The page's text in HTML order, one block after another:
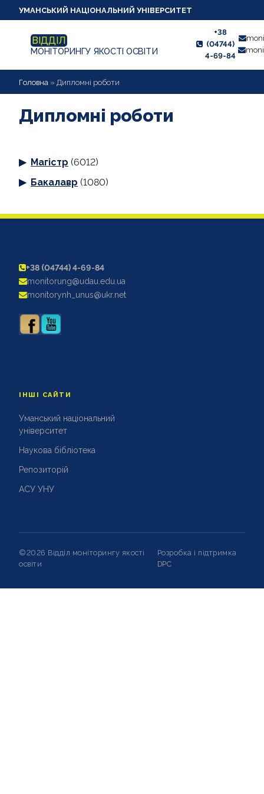
УМАНСЬКИЙ НАЦІОНАЛЬНИЙ УНІВЕРСИТЕТ
ВІДДІЛ
МОНІТОРИНГУ ЯКОСТІ ОСВІТИ
+38
(04744)
4-69-84
НОВИНИ
ПРО ВІДДІЛ
ВИКЛАДАЧУ
АНКЕТУВАННЯ
ДИПЛОМНІ РОБОТИ
АКРЕДИТАЦІЙНІ ЕКСПЕРТИЗИ
АКАДЕМІЧНА ДОБРОЧЕСНІСТЬ
Головна » Дипломні роботи
Дипломні роботи
Магістр (6012)
Бакалавр (1080)
+38 (04744) 4-69-84
monitorung@udau.edu.ua
monitorynh_unus@ukr.net
ІНШІ САЙТИ
Уманський національний
університет
Наукова бібліотека
Репозиторій
АСУ УНУ
©2026 Відділ моніторингу якості
освіти
Розробка і підтримка
DPC